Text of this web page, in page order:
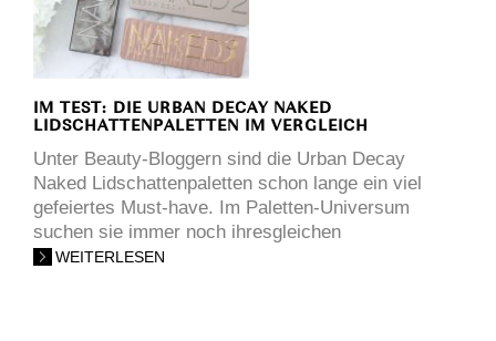
IM TEST: DIE URBAN DECAY NAKED
LIDSCHATTENPALETTEN IM VERGLEICH
Unter Beauty-Bloggern sind die Urban Decay
Naked Lidschattenpaletten schon lange ein viel
gefeiertes Must-have. Im Paletten-Universum
suchen sie immer noch ihresgleichen
WEITERLESEN